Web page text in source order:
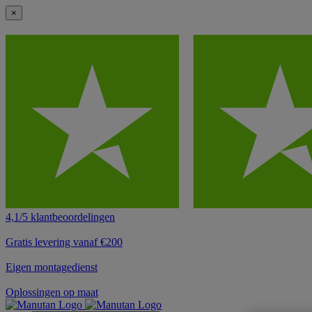
×
4,1/5 klantbeoordelingen
Gratis levering vanaf €200
Eigen montagedienst
Oplossingen op maat